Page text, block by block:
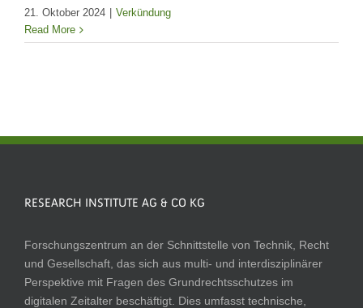
21. Oktober 2024
Verkündung
Read More
RESEARCH INSTITUTE AG & CO KG
Forschungszentrum an der Schnittstelle von Technik, Recht
und Gesellschaft, das sich aus multi- und interdisziplinärer
Perspektive mit Fragen des Grundrechtsschutzes im
digitalen Zeitalter beschäftigt. Dies umfasst technische,